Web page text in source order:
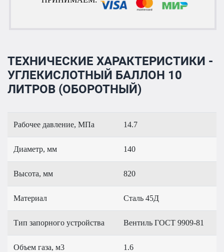
ТЕХНИЧЕСКИЕ ХАРАКТЕРИСТИКИ -
УГЛЕКИСЛОТНЫЙ БАЛЛОН 10
ЛИТРОВ (ОБОРОТНЫЙ)
Рабочее давление, МПа 14.7
Диаметр, мм 140
Высота, мм 820
Материал Сталь 45Д
Тип запорного устройства Вентиль ГОСТ 9909-81
Объем газа, м3 1.6